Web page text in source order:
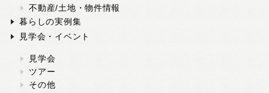
不動産/土地・物件情報
暮らしの実例集
見学会・イベント
見学会
ツアー
その他